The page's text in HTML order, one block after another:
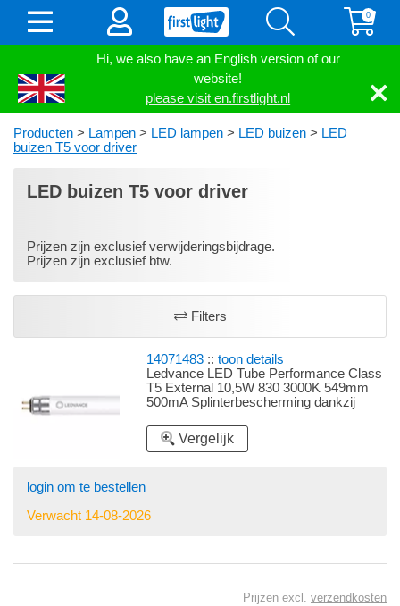
Hi, we also have an English version of our
website!
please visit en.firstlight.nl
0
Producten > Lampen > LED lampen > LED buizen > LED
buizen T5 voor driver
LED buizen T5 voor driver
Prijzen zijn exclusief verwijderingsbijdrage.
Prijzen zijn exclusief btw.
Filters
14071483 ::toon details
Ledvance LED Tube Performance Class
T5 External 10,5W 830 3000K 549mm
500mA Splinterbescherming dankzij
met externe driver toegepast worden zie
accessoires
Vergelijk
login om te bestellen
Verwacht 14-08-2026
Prijzen excl. verzendkosten